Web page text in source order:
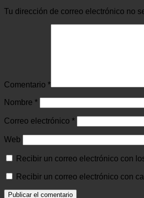
Tu dirección de correo electrónico no
Comentario *
Nombre *
Correo electrónico *
Web
Recibir un correo electrónico con
Recibir un correo electrónico con